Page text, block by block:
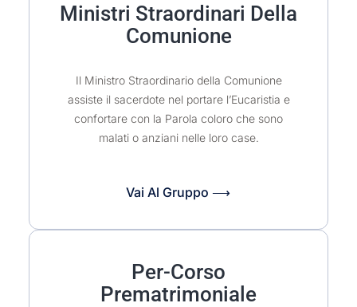
Ministri Straordinari Della
Comunione
Il Ministro Straordinario della Comunione
assiste il sacerdote nel portare l’Eucaristia e
confortare con la Parola coloro che sono
malati o anziani nelle loro case.
Vai Al Gruppo ⟶
Per-Corso
Prematrimoniale